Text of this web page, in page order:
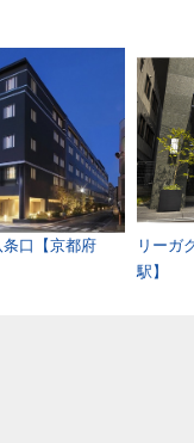
条口【京都府
リーガ
駅】